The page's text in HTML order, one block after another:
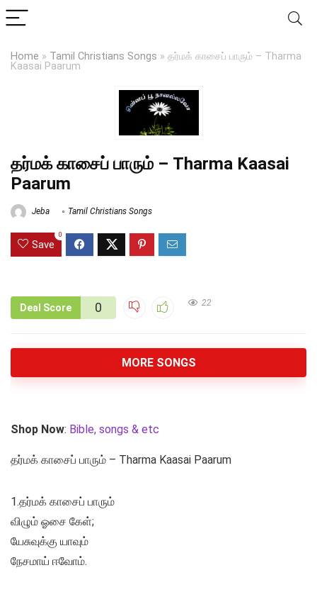
Home » Tamil Christians Songs » தர்மக் காசைப் பாரும் – Tharma
Kaasai Paarum
தர்மக் காசைப் பாரும் – Tharma Kaasai
Paarum
Jeba Tamil Christians Songs
Save
0
Deal Score 0 22
MORE SONGS
Shop Now: Bible, songs & etc
தர்மக் காசைப் பாரும் – Tharma Kaasai Paarum
1.தர்மக் காசைப் பாரும்
விழும் ஓசை கேள்;
யேசுவுக்கு யாவும்
நேசமாய் ஈவோம்.